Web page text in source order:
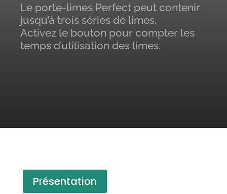
Le porte-limes Perfect peut contenir
jusqu’à trois séries de limes.
Activez le bouton pour compter les
temps d’utilisation des limes.
Présentation